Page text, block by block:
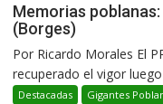
Memorias
(Borges)
Por Ricardo Morales El
recuperado el vigor luego
Destacadas Gigantes